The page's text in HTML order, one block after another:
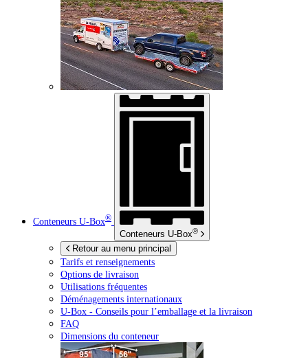
Conteneurs U-Box®
Conteneurs U-Box®
Retour au menu principal
Tarifs et renseignements
Options de livraison
Utilisations fréquentes
Déménagements internationaux
U-Box - Conseils pour l’emballage et la livraison
FAQ
Dimensions du conteneur